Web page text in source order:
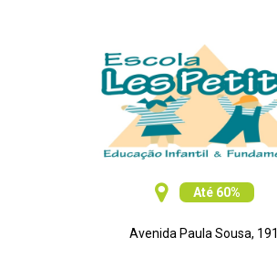
Até 60%
Avenida Paula Sousa, 191